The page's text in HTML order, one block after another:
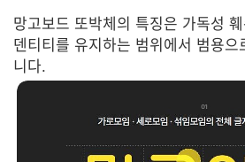
망고보드 또박체의 특징은 가독성
덴티티를 유지하는 범위에서 범용으
니다.